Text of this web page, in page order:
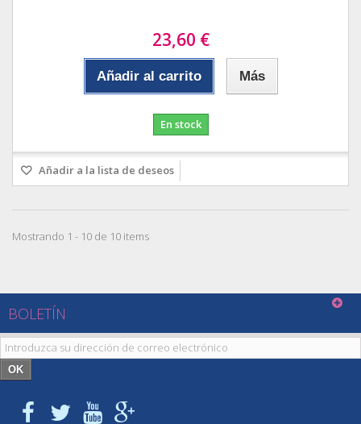
23,60 €
Añadir al carrito Más
En stock
Añadir a la lista de deseos
Mostrando 1 - 10 de 10 items
BOLETÍN
OK